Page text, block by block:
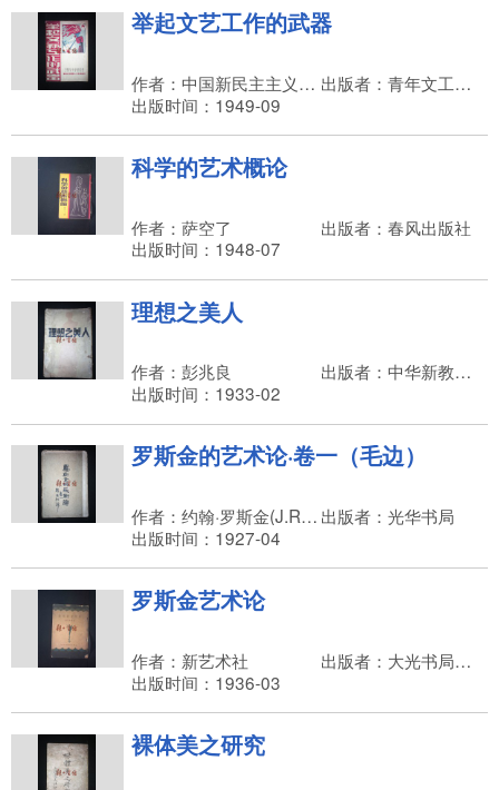
举起文艺工作的武器
作者：中国新民主主义青年团上海市工作委员会
出版者：青年文工团第二工作队
出版时间：1949-09
科学的艺术概论
作者：萨空了
出版者：春风出版社
出版时间：1948-07
理想之美人
作者：彭兆良
出版者：中华新教育社
出版时间：1933-02
罗斯金的艺术论·卷一（毛边）
作者：约翰·罗斯金(J.Ruskin) 出版者：光华书局
出版时间：1927-04
罗斯金艺术论
作者：新艺术社
出版者：大光书局，陈荇孙
出版时间：1936-03
裸体美之研究